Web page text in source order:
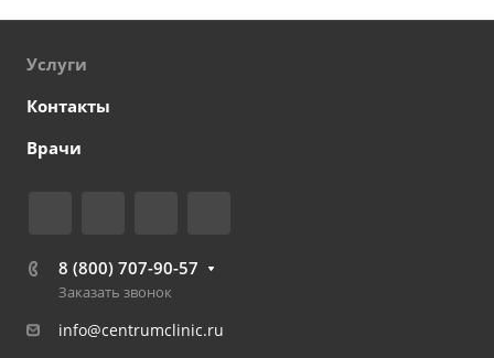
Услуги
Контакты
Врачи
8 (800) 707-90-57
Заказать звонок
info@centrumclinic.ru